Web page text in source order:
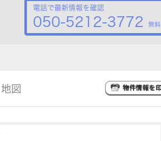
電話で最新情報を確認
050-5212-3772 無料
地図